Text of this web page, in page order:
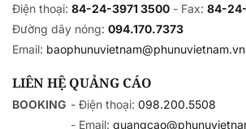
Điện thoại: 84-24-3971 3500 - Fax: 84-
Đường dây nóng: 094.170.7373
Email: baophunuvietnam@phunuvietnam.vn
LIÊN HỆ QUẢNG CÁO
BOOKING - Điện thoại: 098.200.5508
- Email: